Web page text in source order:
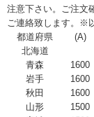
注意下さい。ご注文
ご連絡致します。※
都道府県
(A)
北海道
青森
1600
岩手
1600
秋田
1600
山形
1500